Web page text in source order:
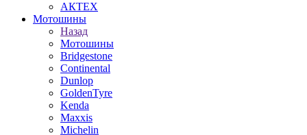
АКТЕХ
Мотошины
Назад
Мотошины
Bridgestone
Continental
Dunlop
GoldenTyre
Kenda
Maxxis
Michelin